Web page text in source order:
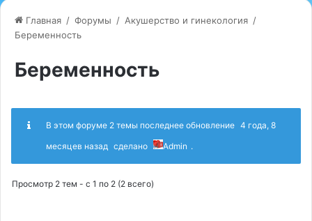
Главная / Форумы / Акушерство и гинекология /
Беременность
Беременность
В этом форуме 2 темы последнее обновление 4 года, 8
месяцев назад сделано Admin .
Просмотр 2 тем - с 1 по 2 (2 всего)